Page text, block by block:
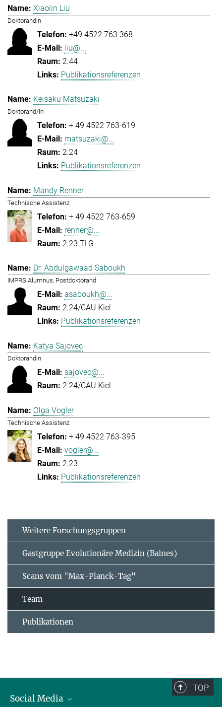
Xiaolin Liu
Doktorandin
+49 4522 763 368
liu@...
2.44
Publikationsreferenzen
Keisaku Matsuzaki
Doktorand/in
+ 49 4522 763-619
matsuzaki@...
2.24
Publikationsreferenzen
Mandy Renner
Technische Assistenz
+ 49 4522 763-659
renner@...
2.23 TLG
Dr. Abdulgawaad Saboukh
IMPRS Alumnus, Postdoktorand
asaboukh@...
2.24/CAU Kiel
Publikationsreferenzen
Katya Sajovec
Doktorandin
sajovec@...
2.24/CAU Kiel
Olga Vogler
Technische Assistenz
+ 49 4522 763-395
vogler@...
2.23
Publikationsreferenzen
Weitere Forschungsgruppen
Gastgruppe Evolutionäre Medizin (Baines)
Scans vom "Max-Planck-Tag"
Team
Publikationen
TOP
Social Media